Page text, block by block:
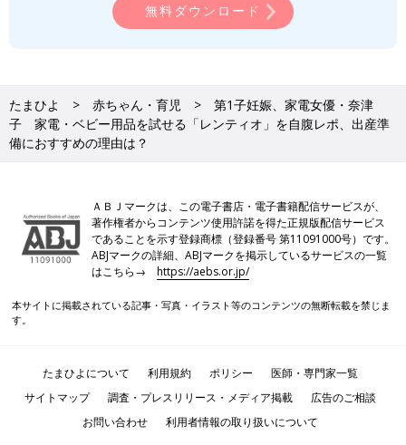
無料ダウンロード
たまひよ 赤ちゃん・育児
第1子妊娠、家電女優・奈津
子 家電・ベビー用品を試せる「レンティオ」を自腹レポ、出産準
備におすすめの理由は？
ＡＢＪマークは、この電子書店・電子書籍配信サービスが、
著作権者からコンテンツ使用許諾を得た正規版配信サービス
であることを示す登録商標（登録番号 第11091000号）です。
ABJマークの詳細、ABJマークを掲示しているサービスの一覧
はこちら→https://aebs.or.jp/
本サイトに掲載されている記事・写真・イラスト等のコンテンツの無断転載を禁じま
す。
たまひよについて 利用規約 ポリシー
医師・専門家一覧
サイトマップ
調査・プレスリリース・メディア掲載
広告のご相談
お問い合わせ
利用者情報の取り扱いについて